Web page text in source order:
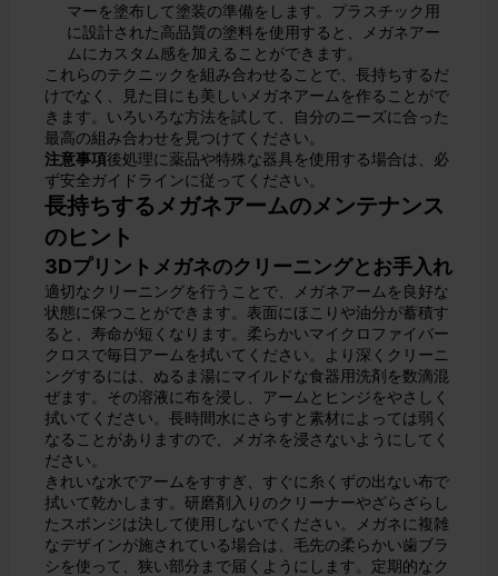
マーを塗布して塗装の準備をします。プラスチック用
に設計された高品質の塗料を使用すると、メガネアー
ムにカスタム感を加えることができます。
これらのテクニックを組み合わせることで、長持ちするだ
けでなく、見た目にも美しいメガネアームを作ることがで
きます。いろいろな方法を試して、自分のニーズに合った
最高の組み合わせを見つけてください。
注意事項後処理に薬品や特殊な器具を使用する場合は、必
ず安全ガイドラインに従ってください。
長持ちするメガネアームのメンテナンス
のヒント
3Dプリントメガネのクリーニングとお手入れ
適切なクリーニングを行うことで、メガネアームを良好な
状態に保つことができます。表面にほこりや油分が蓄積す
ると、寿命が短くなります。柔らかいマイクロファイバー
クロスで毎日アームを拭いてください。より深くクリーニ
ングするには、ぬるま湯にマイルドな食器用洗剤を数滴混
ぜます。その溶液に布を浸し、アームとヒンジをやさしく
拭いてください。長時間水にさらすと素材によっては弱く
なることがありますので、メガネを浸さないようにしてく
ださい。
きれいな水でアームをすすぎ、すぐに糸くずの出ない布で
拭いて乾かします。研磨剤入りのクリーナーやざらざらし
たスポンジは決して使用しないでください。メガネに複雑
なデザインが施されている場合は、毛先の柔らかい歯ブラ
シを使って、狭い部分まで届くようにします。定期的なク